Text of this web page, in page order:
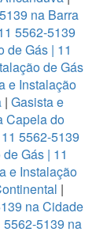
na Barra
5562-5139
de Gás | 11
de Gás
e Instalação
| Gasista e
Capela do
5562-5139
Gás | 11
e Instalação
|
na Cidade
5139 na